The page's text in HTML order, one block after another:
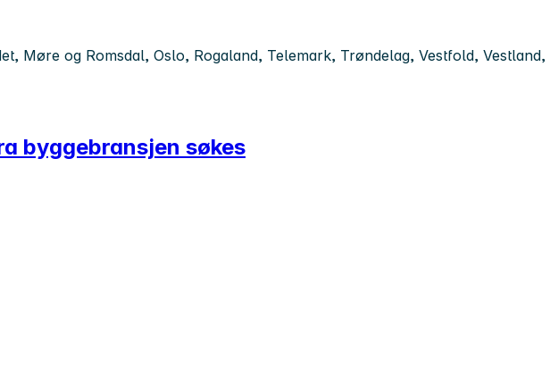
Møre og Romsdal, Oslo, Rogaland, Telemark, Trøndelag, Vestfold,
byggebransjen søkes